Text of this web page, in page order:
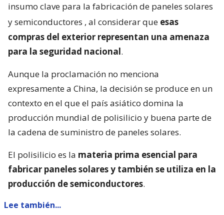
insumo clave para la fabricación de paneles solares
y semiconductores , al considerar que esas
compras del exterior representan una amenaza
para la seguridad nacional.
Aunque la proclamación no menciona
expresamente a China, la decisión se produce en un
contexto en el que el país asiático domina la
producción mundial de polisilicio y buena parte de
la cadena de suministro de paneles solares.
El polisilicio es la materia prima esencial para
fabricar paneles solares y también se utiliza en la
producción de semiconductores.
Lee también...